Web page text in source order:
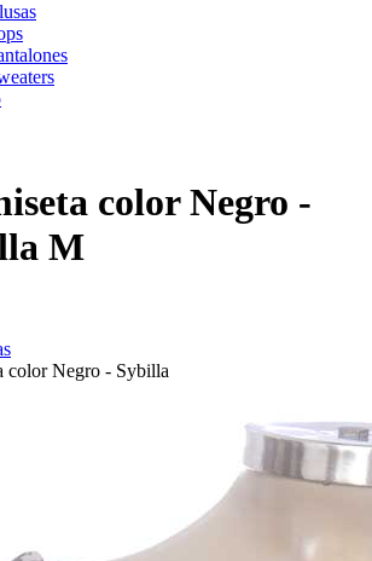
color Negro -
M
color Negro - Sybilla